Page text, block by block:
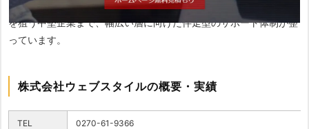
24時間365日相談を受け付けており、個人事業主から本格的な集客
を狙う中堅企業まで、幅広い層に向けた伴走型のサポート体制が整
っています。
株式会社ウェブスタイルの概要・実績
TEL 0270-61-9366